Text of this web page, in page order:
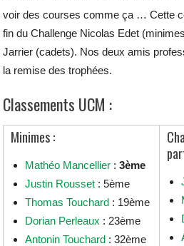
voir des courses comme ça … Cette
fin du Challenge Nicolas Edet
Jarrier (cadets). Nos deux amis
la remise des trophées.
Classements UCM :
Minimes :
Mathéo Mancellier :3ème
Justin Rousset : 5ème
Thomas Touchard : 19ème
Dorian Perleaux : 23ème
Antonin Touchard : 32ème